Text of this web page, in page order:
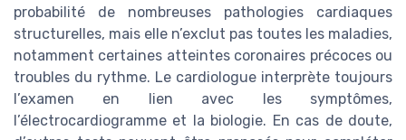
probabilité de nombreuses pathologies cardiaques
structurelles, mais elle n’exclut pas toutes les maladies,
notamment certaines atteintes coronaires précoces ou
troubles du rythme. Le cardiologue interprète toujours
l’examen en lien avec les symptômes,
l’électrocardiogramme et la biologie. En cas de doute,